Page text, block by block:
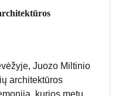
Juozo Miltinio
architektūros
kurios metu